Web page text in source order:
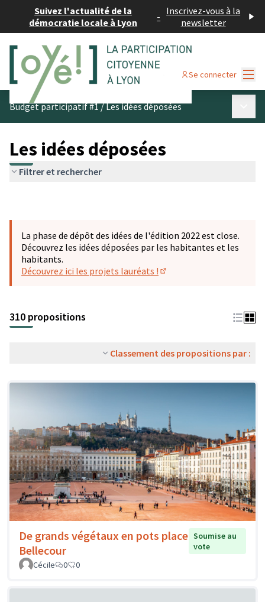
Suivez l'actualité de la
démocratie locale à Lyon
- Inscrivez-vous à la
newsletter
Se connecter
Budget participatif #1/Les idées déposées
Les idées déposées
Filtrer et rechercher
La phase de dépôt des idées de l'édition 2022 est close.
Découvrez les idées déposées par les habitantes et les
habitants.
Découvrez ici les projets lauréats !
310 propositions
Classement des propositions par :
De grands végétaux en pots place
Bellecour
Soumise au
vote
Cécile
0 0